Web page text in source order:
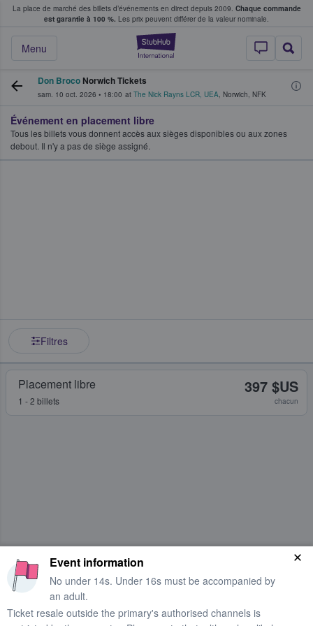
La place de marché des billets d’événements en direct depuis 2009. Chaque commande
est garantie à 100 %. Les prix peuvent différer de la valeur nominale.
StubHub - Où
Menu
fans achètent et vendent des billets
Don Broco Norwich Tickets
sam. 10 oct. 2026 • 18:00 at The Nick Rayns LCR, UEA, Norwich, NFK
Événement en placement libre
Tous les billets vous donnent accès aux sièges disponibles ou aux zones
debout. Il n'y a pas de siège assigné.
Filtres
Placement libre
1 - 2 billets
397 $US
chacun
Event information
No under 14s. Under 16s must be accompanied by
an adult.
Ticket resale outside the primary's authorised channels is